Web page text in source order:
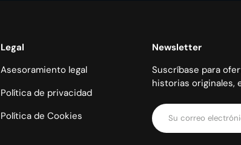
Legal
Asesoramiento legal
Política de privacidad
Política de Cookies
Newsletter
Suscríbase para
historias originales,
Correo electrónico